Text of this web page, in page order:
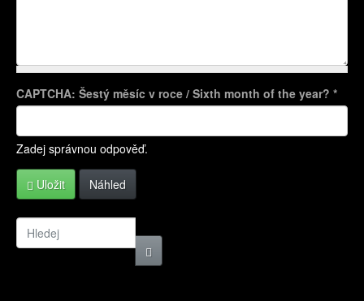
Více informací o formátech textů
CAPTCHA: Šestý měsíc v roce / Sixth month of the year? *
Zadej správnou odpověď.
Uložit Náhled